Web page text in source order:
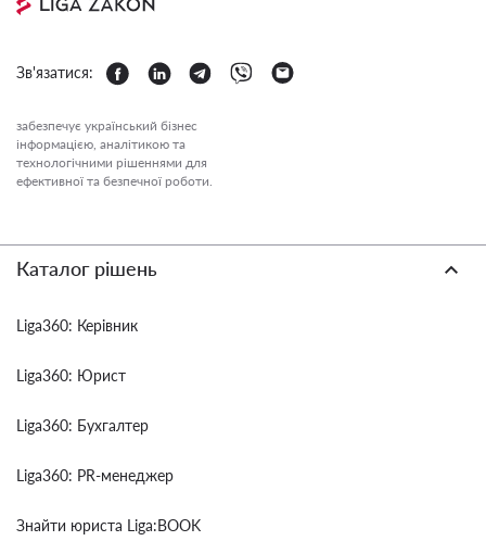
Зв'язатися:
забезпечує український бізнес
інформацією, аналітикою та
технологічними рішеннями для
ефективної та безпечної роботи.
Каталог рішень
Liga360: Керівник
Liga360: Юрист
Liga360: Бухгалтер
Liga360: PR-менеджер
Знайти юриста Liga:BOOK